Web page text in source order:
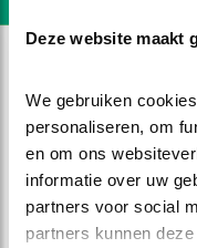
Deze website maakt
We gebruiken
personaliseren, om
en om ons
informatie over uw
partners voor social
partners kunnen